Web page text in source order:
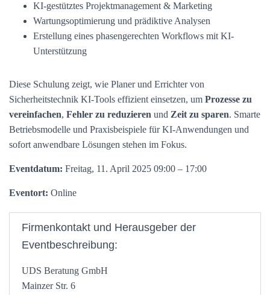
KI-gestütztes Projektmanagement & Marketing
Wartungsoptimierung und prädiktive Analysen
Erstellung eines phasengerechten Workflows mit KI-
Unterstützung
Diese Schulung zeigt, wie Planer und Errichter von
Sicherheitstechnik KI-Tools effizient einsetzen, um Prozesse zu
vereinfachen, Fehler zu reduzieren und Zeit zu sparen. Smarte
Betriebsmodelle und Praxisbeispiele für KI-Anwendungen und
sofort anwendbare Lösungen stehen im Fokus.
Eventdatum: Freitag, 11. April 2025 09:00 – 17:00
Eventort: Online
Firmenkontakt und Herausgeber der
Eventbeschreibung:
UDS Beratung GmbH
Mainzer Str. 6